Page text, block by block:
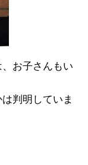
お子さんもい
判明していま